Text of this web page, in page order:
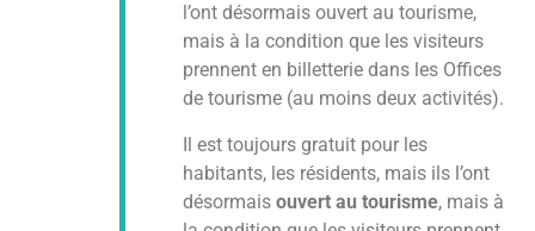
l’ont désormais ouvert au tourisme,
mais à la condition que les visiteurs
prennent en billetterie dans les Offices
de tourisme (au moins deux activités).
Il est toujours gratuit pour les
habitants, les résidents, mais ils l’ont
désormais ouvert au tourisme, mais à